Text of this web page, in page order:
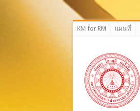
กลุ่มงานบริหารความเสี่ยง สำนักงานตรวจสอบภายใน
KM for RM แผนที่